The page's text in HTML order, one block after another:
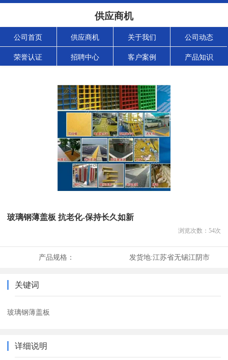
供应商机
公司首页 供应商机 关于我们 公司动态
荣誉认证 招聘中心 客户案例 产品知识
玻璃钢薄盖板 抗老化-保持长久如新
浏览次数： 54次
产品规格： 发货地:江苏省无锡江阴市
关键词
玻璃钢薄盖板
详细说明